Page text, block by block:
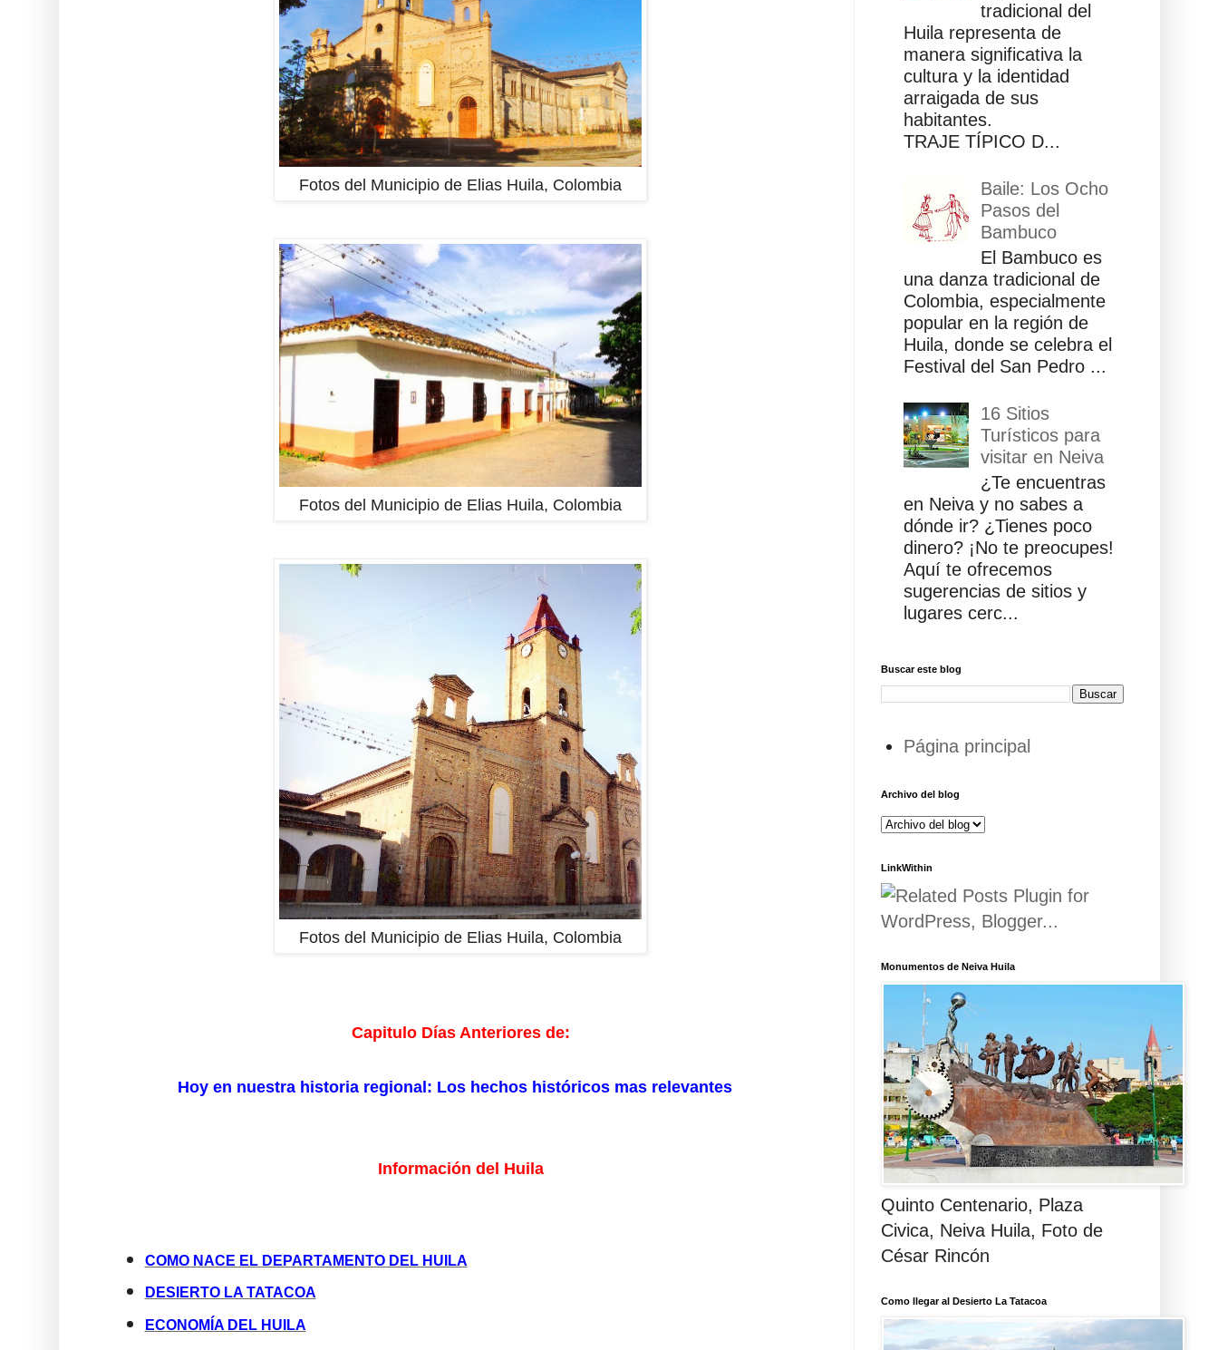
Fotos del Municipio de Elias Huila, Colombia
Fotos del Municipio de Elias Huila, Colombia
Fotos del Municipio de Elias Huila, Colombia
Capitulo Días Anteriores de:
Hoy en nuestra historia regional: Los hechos históricos mas relevantes
Información del Huila
COMO NACE EL DEPARTAMENTO DEL HUILA
DESIERTO LA TATACOA
ECONOMÍA DEL HUILA
tradicional del
Huila representa de
manera significativa la
cultura y la identidad
arraigada de sus
habitantes.
TRAJE TÍPICO D...
Baile: Los Ocho
Pasos del
Bambuco
El Bambuco es
una danza tradicional de
Colombia, especialmente
popular en la región de
Huila, donde se celebra el
Festival del San Pedro ...
16 Sitios
Turísticos para
visitar en Neiva
¿Te encuentras
en Neiva y no sabes a
dónde ir? ¿Tienes poco
dinero? ¡No te preocupes!
Aquí te ofrecemos
sugerencias de sitios y
lugares cerc...
Buscar este blog
Página principal
Archivo del blog
LinkWithin
Monumentos de Neiva Huila
Quinto Centenario, Plaza
Civica, Neiva Huila, Foto de
César Rincón
Como llegar al Desierto La Tatacoa